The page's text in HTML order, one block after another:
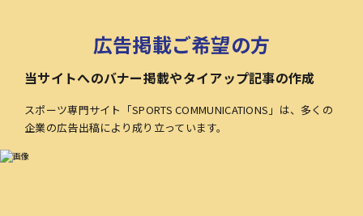
広告掲載ご希望の方
当サイトへのバナー掲載やタイアップ記事の作成
スポーツ専門サイト「SPORTS COMMUNICATIONS」は、多くの
企業の広告出稿により成り立っています。